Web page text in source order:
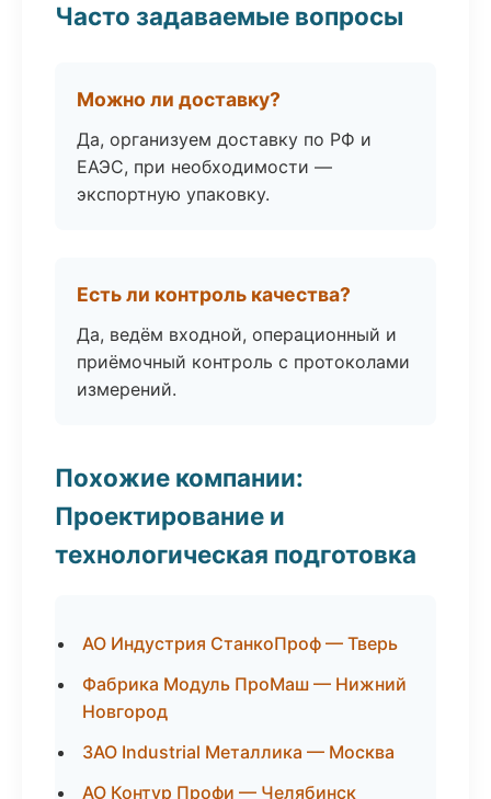
Часто задаваемые вопросы
Можно ли доставку?
Да, организуем доставку по РФ и
ЕАЭС, при необходимости —
экспортную упаковку.
Есть ли контроль качества?
Да, ведём входной, операционный и
приёмочный контроль с протоколами
измерений.
Похожие компании:
Проектирование и
технологическая подготовка
АО Индустрия СтанкоПроф — Тверь
Фабрика Модуль ПроМаш — Нижний
Новгород
ЗАО Industrial Металлика — Москва
АО Контур Профи — Челябинск